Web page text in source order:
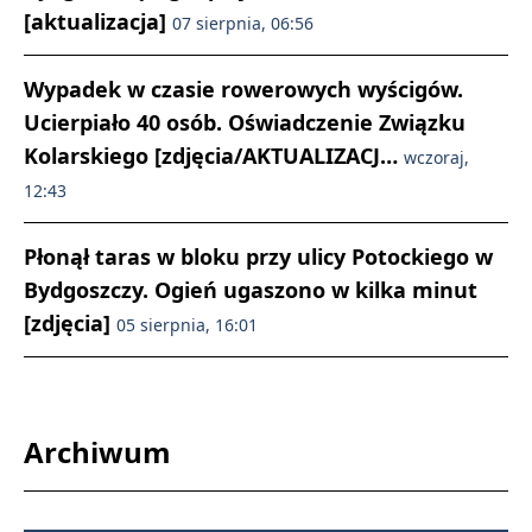
[aktualizacja] 07 sierpnia, 06:56
Wypadek w czasie rowerowych wyścigów.
Ucierpiało 40 osób. Oświadczenie Związku
Kolarskiego [zdjęcia/AKTUALIZACJ… wczoraj,
12:43
Płonął taras w bloku przy ulicy Potockiego w
Bydgoszczy. Ogień ugaszono w kilka minut
[zdjęcia] 05 sierpnia, 16:01
Archiwum